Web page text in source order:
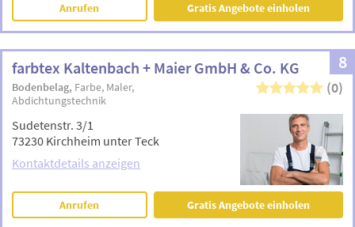
Anrufen Gratis Angebote einholen
8
farbtex Kaltenbach + Maier GmbH & Co. KG
Bodenbelag Farbe Maler
Abdichtungstechnik
(0)
Sudetenstr. 3/1
73230 Kirchheim unter Teck
Kontaktdetails anzeigen
Anrufen Gratis Angebote einholen